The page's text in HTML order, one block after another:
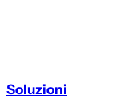
Soluzioni